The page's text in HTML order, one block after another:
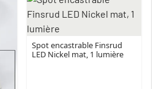
Spot encastrable Finsrud
LED Nickel mat, 1 lumière